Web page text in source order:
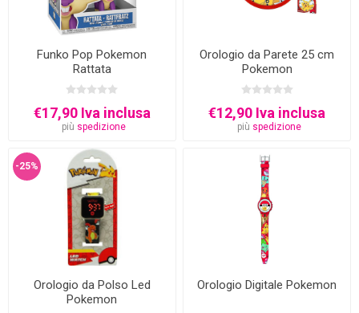
Funko Pop Pokemon
Rattata
€17,90 Iva inclusa
più spedizione
Orologio da Parete 25 cm
Pokemon
€12,90 Iva inclusa
più spedizione
-25%
Orologio da Polso Led
Pokemon
Orologio Digitale Pokemon